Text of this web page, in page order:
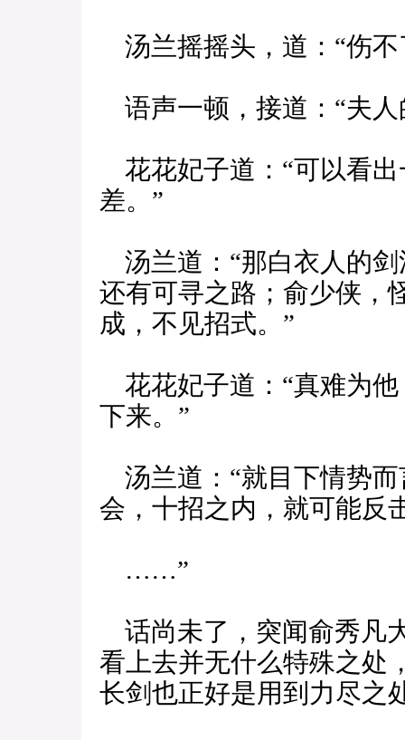
汤兰摇摇头，道：“伤不
语声一顿，接道：“夫人
花花妃子道：“可以看
差。”
汤兰道：“那白衣人的
还有可寻之路；俞少侠，
成，不见招式。”
花花妃子道：“真难为
下来。”
汤兰道：“就目下情势
会，十招之内，就可能反
……”
话尚未了，突闻俞秀凡
看上去并无什么特殊之处
长剑也正好是用到力尽之